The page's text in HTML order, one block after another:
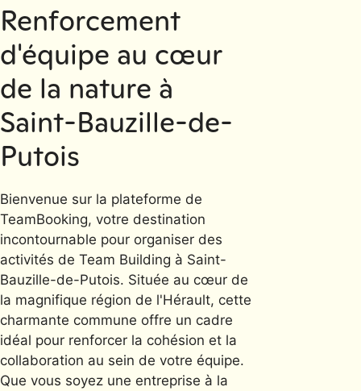
Renforcement
d'équipe au cœur
de la nature à
Saint-Bauzille-de-
Putois
Bienvenue sur la plateforme de
TeamBooking, votre destination
incontournable pour organiser des
activités de Team Building à Saint-
Bauzille-de-Putois. Située au cœur de
la magnifique région de l'Hérault, cette
charmante commune offre un cadre
idéal pour renforcer la cohésion et la
collaboration au sein de votre équipe.
Que vous soyez une entreprise à la